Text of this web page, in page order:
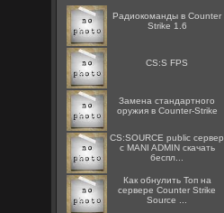
Радиокоманды в Counter
Strike 1.6
CS:S FPS
Замена стандартного
оружия в Counter-Strike
CS:SOURCE public сервер
с MANI ADMIN скачать
беспл...
Как обнулить Топ на
сервере Counter Strike
Source ...